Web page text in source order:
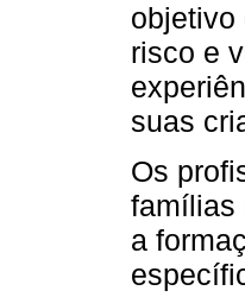
objetivo
risco e
suas
Os
famílias
a